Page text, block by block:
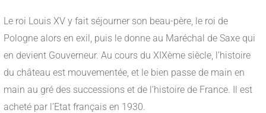
Le roi Louis XV y fait séjourner son beau-père, le roi de
Pologne alors en exil, puis le donne au Maréchal de Saxe qui
en devient Gouverneur. Au cours du XIXème siècle, l’histoire
du château est mouvementée, et le bien passe de main en
main au gré des successions et de l’histoire de France. Il est
acheté par l’Etat français en 1930.